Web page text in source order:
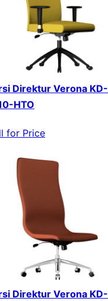
Direktur Verona KD-
HTO
for Price
Direktur Verona KD-